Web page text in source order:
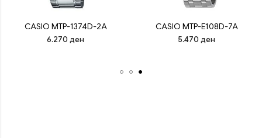
CASIO MTP-1374D-2A
6.270 ден
CASIO MTP-E108D-7A
5.470 ден